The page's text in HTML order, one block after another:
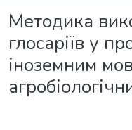
Методика
глосаріїв у
іноземним